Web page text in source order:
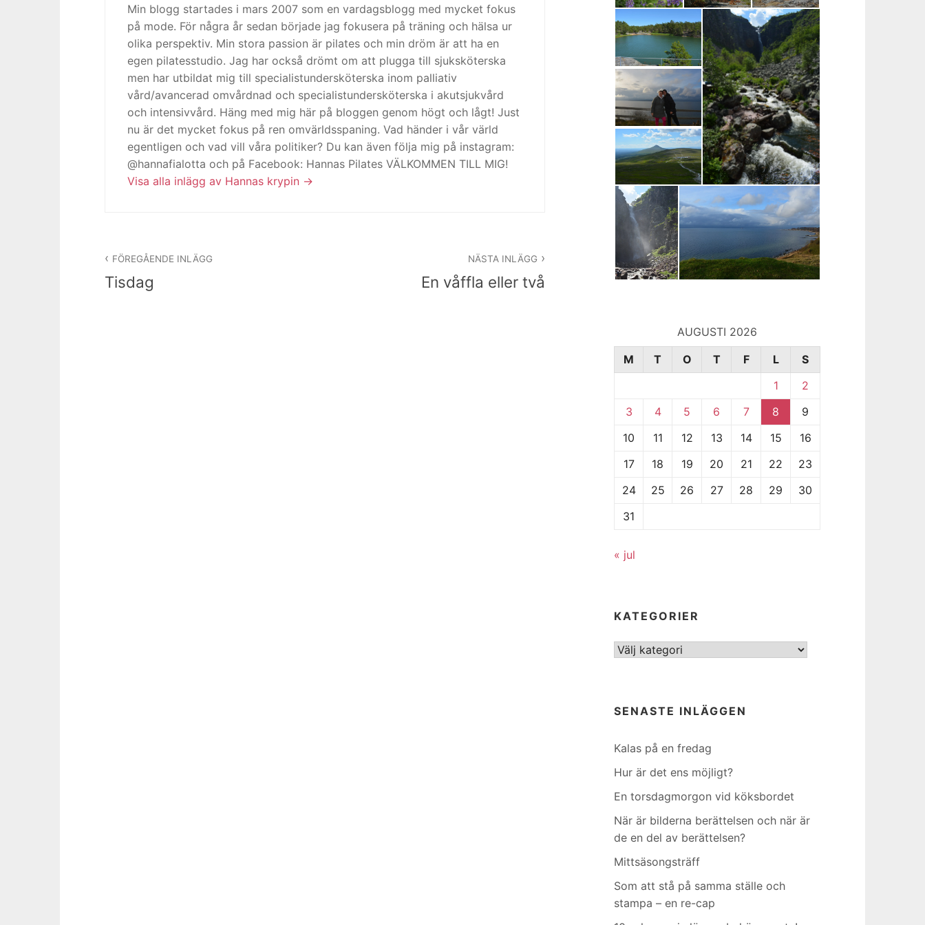
Min blogg startades i mars 2007 som en vardagsblogg med mycket fokus
på mode. För några år sedan började jag fokusera på träning och hälsa ur
olika perspektiv. Min stora passion är pilates och min dröm är att ha en
egen pilatesstudio. Jag har också drömt om att plugga till sjuksköterska
men har utbildat mig till specialistundersköterska inom palliativ
vård/avancerad omvårdnad och specialistundersköterska i akutsjukvård
och intensivvård. Häng med mig här på bloggen genom högt och lågt! Just
nu är det mycket fokus på ren omvärldsspaning. Vad händer i vår värld
egentligen och vad vill våra politiker? Du kan även följa mig på instagram:
@hannafialotta och på Facebook: Hannas Pilates VÄLKOMMEN TILL MIG!
Visa alla inlägg av Hannas krypin
FÖREGÅENDE INLÄGG
Tisdag
NÄSTA INLÄGG
En våffla eller två
AUGUSTI 2026
M
T O T F L
S
1
2
3
4 5 6 7 8
9
10
11 12 13 14 15
16
17
18 19 20 21 22
23
24
25 26 27 28 29
30
31
« jul
KATEGORIER
Kategorier
SENASTE INLÄGGEN
Kalas på en fredag
Hur är det ens möjligt?
En torsdagmorgon vid köksbordet
När är bilderna berättelsen och när är
de en del av berättelsen?
Mittsäsongsträff
Som att stå på samma ställe och
stampa – en re-cap